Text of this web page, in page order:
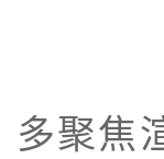
聚焦